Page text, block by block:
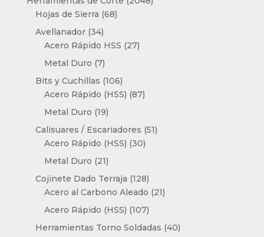
Hojas de Sierra 6868
Avellanador 3434
productos
Acero Rápido HSS 2727
Metal Duro 77
productos
Bits y Cuchillas 106106
productos
Acero Rápido (HSS) 8787
Metal Duro 1919
productos
Calisuares / Escariadores 5151
Acero Rápido (HSS) 3030
Metal Duro 2121
productos
Cojinete Dado Terraja 128128
productos
Acero al Carbono Aleado 2121
Acero Rápido (HSS) 107107
productos
Herramientas Torno Soldadas 4040